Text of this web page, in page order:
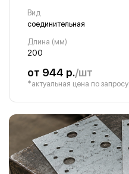
Вид
соединительная
Длина (мм)
200
от 944 р./шт
*актуальная цена по запросу